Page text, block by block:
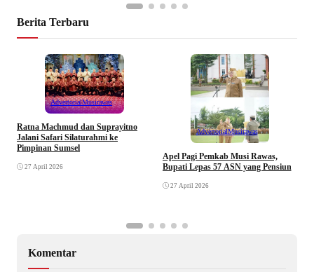
Berita Terbaru
AdvertorialMusirawas
Ratna Machmud dan Suprayitno
Jalani Safari Silaturahmi ke
Pimpinan Sumsel
27 April 2026
AdvertorialMusirawas
Apel Pagi Pemkab Musi Rawas,
Bupati Lepas 57 ASN yang Pensiun
27 April 2026
Komentar